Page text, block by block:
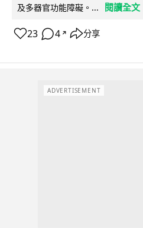
及多器官功能障礙。...
閱讀全文
23 4 ↗ 分享
ADVERTISEMENT